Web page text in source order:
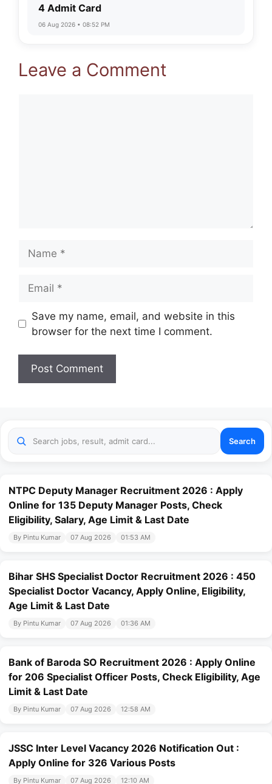
4 Admit Card
06 Aug 2026 • 08:52 PM
Leave a Comment
Website
Save my name, email, and website in this
browser for the next time I comment.
Search
NTPC Deputy Manager Recruitment 2026 : Apply
Online for 135 Deputy Manager Posts, Check
Eligibility, Salary, Age Limit & Last Date
By Pintu Kumar 07 Aug 2026 01:53 AM
Bihar SHS Specialist Doctor Recruitment 2026 : 450
Specialist Doctor Vacancy, Apply Online, Eligibility,
Age Limit & Last Date
By Pintu Kumar 07 Aug 2026 01:36 AM
Bank of Baroda SO Recruitment 2026 : Apply Online
for 206 Specialist Officer Posts, Check Eligibility, Age
Limit & Last Date
By Pintu Kumar 07 Aug 2026 12:58 AM
JSSC Inter Level Vacancy 2026 Notification Out :
Apply Online for 326 Various Posts
By Pintu Kumar 07 Aug 2026 12:10 AM